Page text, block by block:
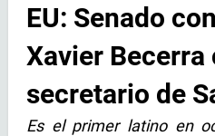
EU: Senado
Xavier Becerra
secretario de
Es el primer latino en